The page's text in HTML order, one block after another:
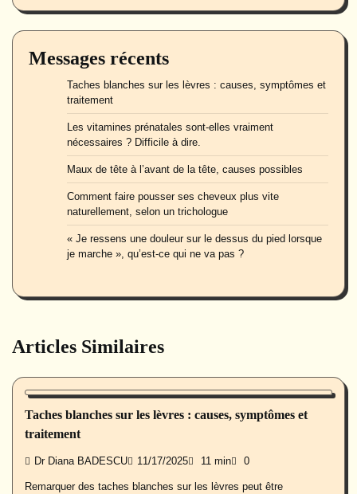
Messages récents
Taches blanches sur les lèvres : causes, symptômes et
traitement
Les vitamines prénatales sont-elles vraiment
nécessaires ? Difficile à dire.
Maux de tête à l’avant de la tête, causes possibles
Comment faire pousser ses cheveux plus vite
naturellement, selon un trichologue
« Je ressens une douleur sur le dessus du pied lorsque
je marche », qu’est-ce qui ne va pas ?
Articles Similaires
Beauté
Taches blanches sur les lèvres : causes, symptômes et
traitement
Dr Diana BADESCU 11/17/2025 11 min 0
Remarquer des taches blanches sur les lèvres peut être